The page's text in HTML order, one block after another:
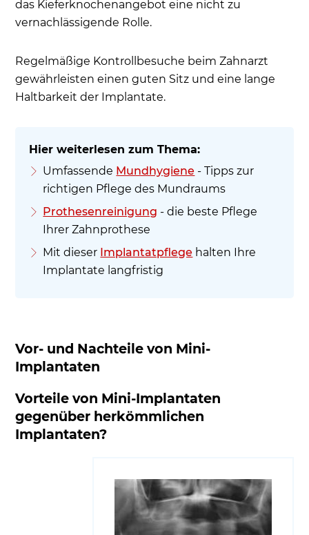
das Kieferknochenangebot eine nicht zu
vernachlässigende Rolle.
Regelmäßige Kontrollbesuche beim Zahnarzt
gewährleisten einen guten Sitz und eine lange
Haltbarkeit der Implantate.
Umfassende Mundhygiene - Tipps zur
richtigen Pflege des Mundraums
Prothesenreinigung - die beste Pflege
Ihrer Zahnprothese
Mit dieser Implantatpflege halten Ihre
Implantate langfristig
Vor- und Nachteile von Mini-
Implantaten
Vorteile von Mini-Implantaten
gegenüber herkömmlichen
Implantaten?